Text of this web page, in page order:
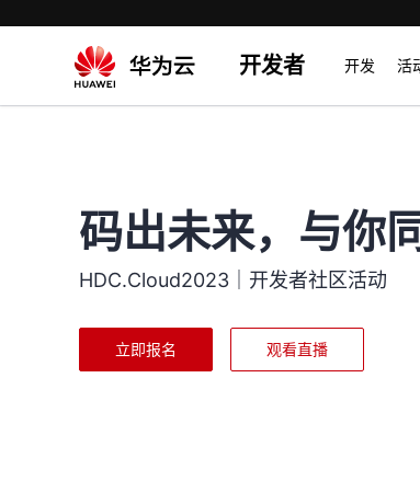
开发者 开发 活
码出未来，与你
HDC.Cloud2023｜开发者社区活动
立即报名 观看直播